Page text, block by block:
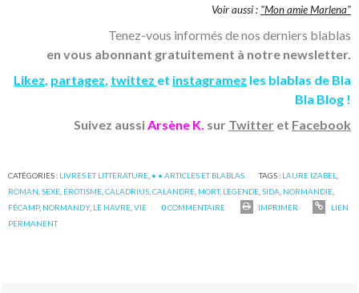
Voir aussi : "Mon amie Marlena"
Tenez-vous informés de nos derniers blablas
en vous abonnant gratuitement à notre newsletter.
Likez, partagez, twittez et instagramez les blablas de Bla
Bla Blog !
Suivez aussiArsène K. sur Twitter et Facebook
CATÉGORIES : LIVRES ET LITTÉRATURE • • ARTICLES ET BLABLAS TAGS : LAURE IZABEL
ROMAN ,SEXE ÉROTISME ,CALADRIUS ,CALANDRE MORT, LÉGENDE ,SIDA NORMANDIE
FÉCAMP, NORMANDY, LE HAVRE ,VIE 0COMMENTAIRE IMPRIMER
LIEN
PERMANENT